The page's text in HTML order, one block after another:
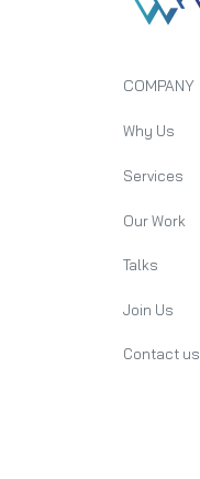
COMPANY
Why Us
Services
Our Work
Talks
Join Us
Contact us